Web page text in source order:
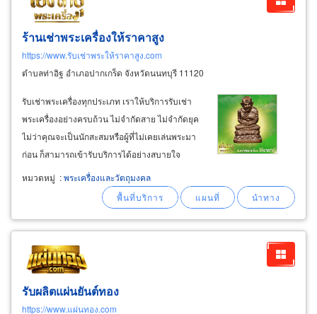
ร้านเช่าพระเครื่องให้ราคาสูง
https://www.รับเช่าพระให้ราคาสูง.com
ตำบลท่าอิฐ อำเภอปากเกร็ด จังหวัดนนทบุรี 11120
รับเช่าพระเครื่องทุกประเภท เราให้บริการรับเช่า
พระเครื่องอย่างครบถ้วน ไม่จำกัดสาย ไม่จำกัดยุค
ไม่ว่าคุณจะเป็นนักสะสมหรือผู้ที่ไม่เคยเล่นพระมา
ก่อน ก็สามารถเข้ารับบริการได้อย่างสบายใจ
ประเมินตามราคากลางจริง โดยอ้างอิงตลาด
ปัจจุบัน ไม่กดราคา และให้ข้อมูลตรงไปตรงมา รับ
เช่าพระยอดนิยม พระกรุ พระเหรียญ
หมวดหมู่ :พระเครื่องและวัตถุมงคล
รับผลิตแผ่นยันต์ทอง
https://www.แผ่นทอง.com